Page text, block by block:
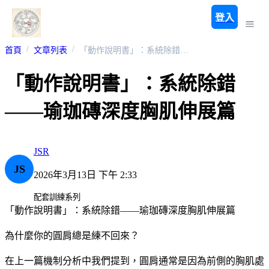
登入
首頁 文章列表 「動作說明書」：系統除錯——瑜珈磚深度胸肌伸展篇
「動作說明書」：系統除錯
——瑜珈磚深度胸肌伸展篇
JS
JSR
2026年3月13日 下午 2:33
配套訓練系列
「動作說明書」：系統除錯——瑜珈磚深度胸肌伸展篇
為什麼你的圓肩總是練不回來？
在上一篇機制分析中我們提到，圓肩通常是因為前側的胸肌處